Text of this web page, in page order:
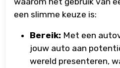
een slimme keuze is:
Bereik: Met een
jouw auto aan
wereld presenteren,